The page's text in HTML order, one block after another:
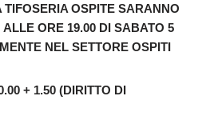
OSPITE SARANNO
ORE 19.00 DI SABATO 5
NEL SETTORE OSPITI
+ 1.50 (DIRITTO DI